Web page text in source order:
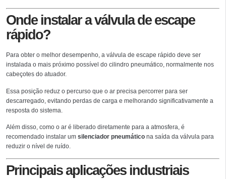
Onde instalar a válvula de escape
rápido?
Para obter o melhor desempenho, a válvula de escape rápido deve ser
instalada o mais próximo possível do cilindro pneumático, normalmente nos
cabeçotes do atuador.
Essa posição reduz o percurso que o ar precisa percorrer para ser
descarregado, evitando perdas de carga e melhorando significativamente a
resposta do sistema.
Além disso, como o ar é liberado diretamente para a atmosfera, é
recomendado instalar um silenciador pneumático na saída da válvula para
reduzir o nível de ruído.
Principais aplicações industriais